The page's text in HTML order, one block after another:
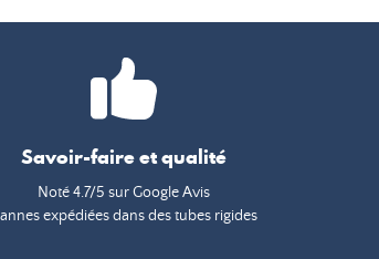
Savoir-faire et qualité
Noté 4.7/5 sur Google Avis
expédiées dans des tubes rigides